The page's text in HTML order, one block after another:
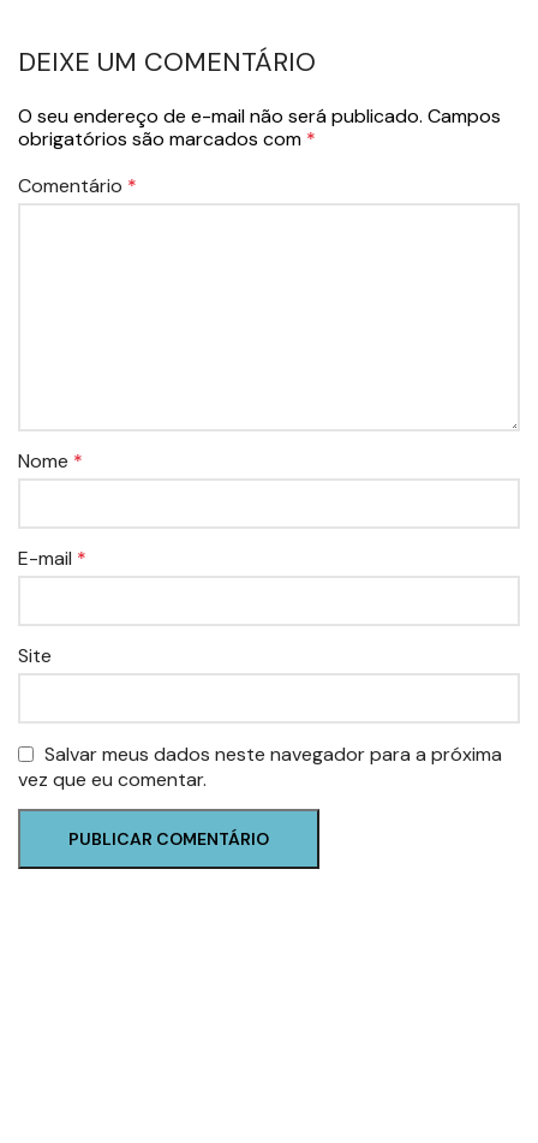
DEIXE UM COMENTÁRIO
O seu endereço de e-mail não será publicado. Campos
obrigatórios são marcados com *
Comentário *
Nome *
E-mail *
Site
Salvar meus dados neste navegador para a próxima
vez que eu comentar.